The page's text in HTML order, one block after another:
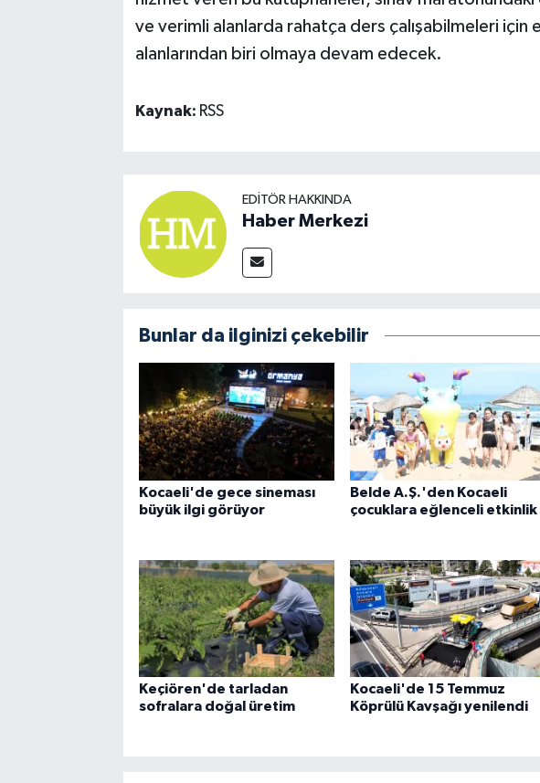
ve verimli alanlarda rahatça ders çalışabilmeleri için
alanlarından biri olmaya devam edecek.
Kaynak: RSS
EDITÖR HAKKINDA
Haber Merkezi
Bunlar da ilginizi çekebilir
Kocaeli'de gece sineması
büyük ilgi görüyor
Belde A.Ş.'den Kocaeli
çocuklara eğlenceli etkinlik
Keçiören'de tarladan
sofralara doğal üretim
Kocaeli'de 15 Temmuz
Köprülü Kavşağı yenilendi